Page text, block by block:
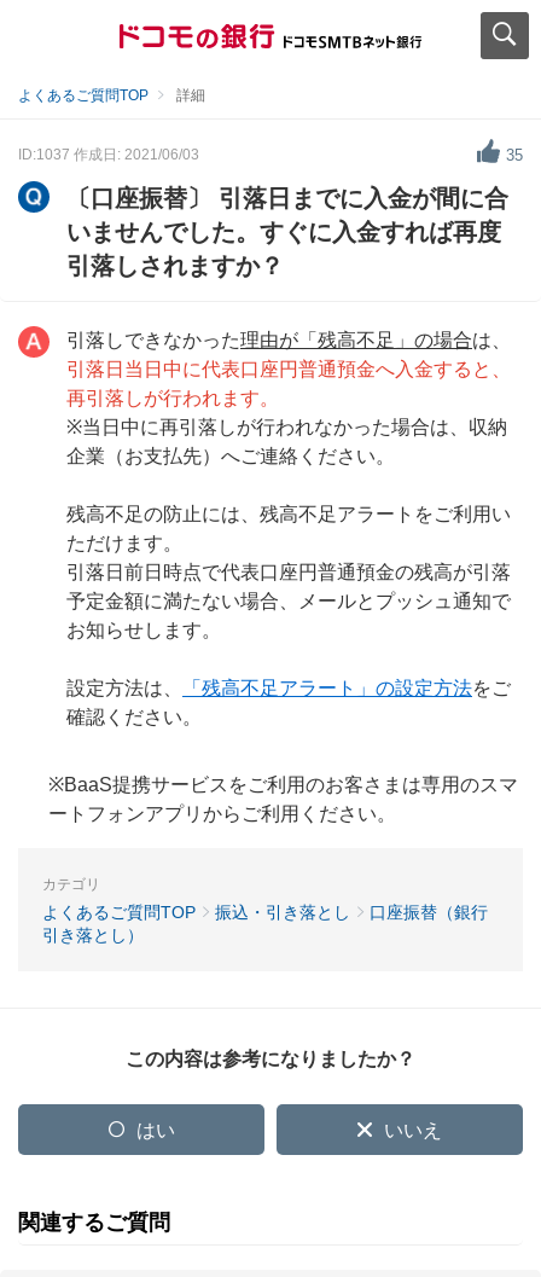
よくあるご質問TOP 詳細
ID:1037 作成日: 2021/06/03 35
〔口座振替〕 引落日までに入金が間に合
いませんでした。すぐに入金すれば再度
引落しされますか？
引落しできなかった理由が「残高不足」の場合は、
引落日当日中に代表口座円普通預金へ入金すると、
再引落しが行われます。
※当日中に再引落しが行われなかった場合は、収納
企業（お支払先）へご連絡ください。
残高不足の防止には、残高不足アラートをご利用い
ただけます。
引落日前日時点で代表口座円普通預金の残高が引落
予定金額に満たない場合、メールとプッシュ通知で
お知らせします。
設定方法は、 「残高不足アラート」の設定方法をご
確認ください。
※BaaS提携サービスをご利用のお客さまは専用のスマ
ートフォンアプリからご利用ください。
カテゴリ
よくあるご質問TOP 振込・引き落とし
口座振替（銀行
引き落とし）
この内容は参考になりましたか？
はい いいえ
関連するご質問